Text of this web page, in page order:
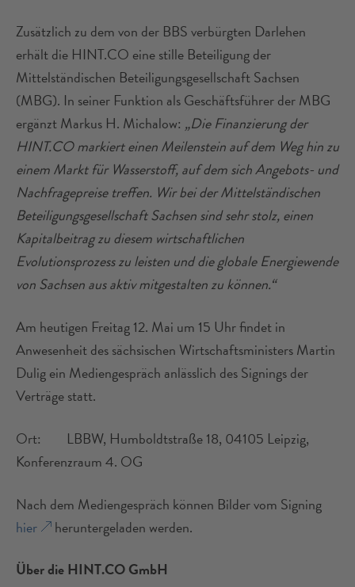
Zusätzlich zu dem von der BBS verbürgten Darlehen
erhält die HINT.CO eine stille Beteiligung der
Mittelständischen Beteiligungsgesellschaft Sachsen
(MBG). In seiner Funktion als Geschäftsführer der MBG
ergänzt Markus H. Michalow: „Die Finanzierung der
HINT.CO markiert einen Meilenstein auf dem Weg hin zu
einem Markt für Wasserstoff, auf dem sich Angebots- und
Nachfragepreise treffen. Wir bei der Mittelständischen
Beteiligungsgesellschaft Sachsen sind sehr stolz, einen
Kapitalbeitrag zu diesem wirtschaftlichen
Evolutionsprozess zu leisten und die globale Energiewende
von Sachsen aus aktiv mitgestalten zu können.“
Am heutigen Freitag 12. Mai um 15 Uhr findet in
Anwesenheit des sächsischen Wirtschaftsministers Martin
Dulig ein Mediengespräch anlässlich des Signings der
Verträge statt.
Ort: LBBW, Humboldtstraße 18, 04105 Leipzig,
Konferenzraum 4. OG
Nach dem Mediengespräch können Bilder vom Signing
hier
heruntergeladen werden.
Über die HINT.CO GmbH